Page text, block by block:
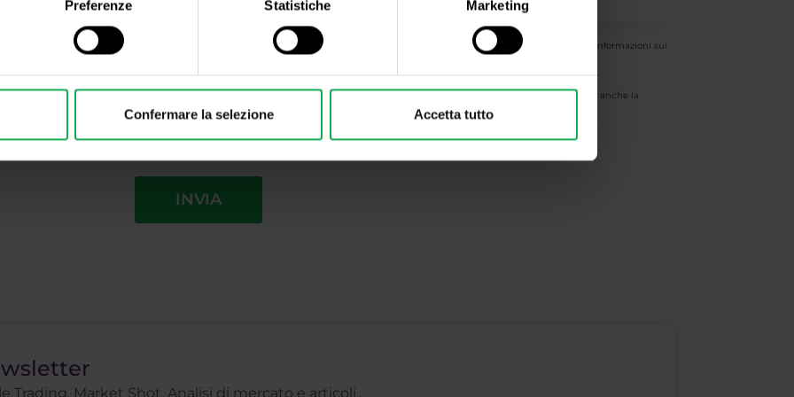
Preferenze Statistiche Marketing
Confermare la selezione Accetta tutto
e fornisco il mio esplicito consenso a essere contattato telefonicamente da un rappresentante della Società per ricevere maggiori informazioni sui
trattati in conformità conl’informativa sulla privacy, inclusi i (suoi) scopi di marketing e di promozione. Inoltre riconosco e accetto anche la
le divulgazioni sui rischi
INVIA
Trading, Market Shot, Analisi di mercato e articoli...